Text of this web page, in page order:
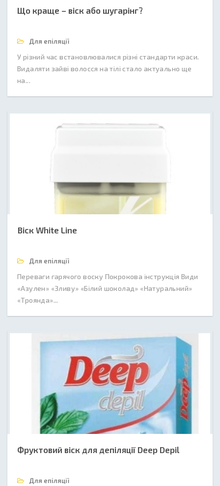
Що краще – віск або шугарінг?
Для епіляції
У різний час встановлювалися різні стандарти краси.
Видаляти зайві волосся на тілі стало актуально ще
на...
Віск White Line
Для епіляції
Переваги гарячого воску Покрокова інструкція Види
«Азулен» «Зливу» «Білий шоколад» «Натуральний»
«Троянда»...
Фруктовий віск для депіляції Deep Depil
Для епіляції